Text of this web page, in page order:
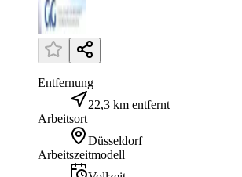
Entfernung
22,3 km entfernt
Arbeitsort
Düsseldorf
Arbeitszeitmodell